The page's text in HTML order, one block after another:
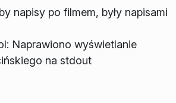
napisy po filmem, były napisami
Naprawiono wyświetlanie
na stdout